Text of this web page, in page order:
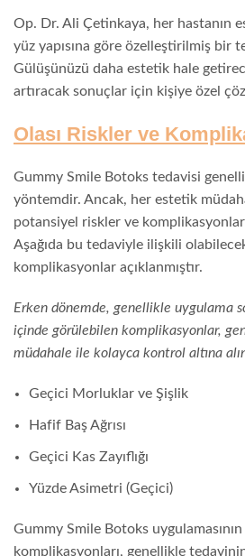
Op. Dr. Ali Çetinkaya, her hastanın
yüz yapısına göre özelleştirilmiş bir
Gülüşünüzü daha estetik hale
artıracak sonuçlar için kişiye özel
Olası Riskler ve
Gummy Smile Botoks tedavisi
yöntemdir. Ancak, her estetik
potansiyel riskler ve
Aşağıda bu tedaviyle ilişkili
komplikasyonlar açıklanmıştır.
Erken dönemde, genellikle uygulama
içinde görülebilen komplikasyonlar,
müdahale ile kolayca kontrol altına
Geçici Morluklar ve Şişlik
Hafif Baş Ağrısı
Geçici Kas Zayıflığı
Yüzde Asimetri (Geçici)
Gummy Smile Botoks
komplikasyonları, genellikle